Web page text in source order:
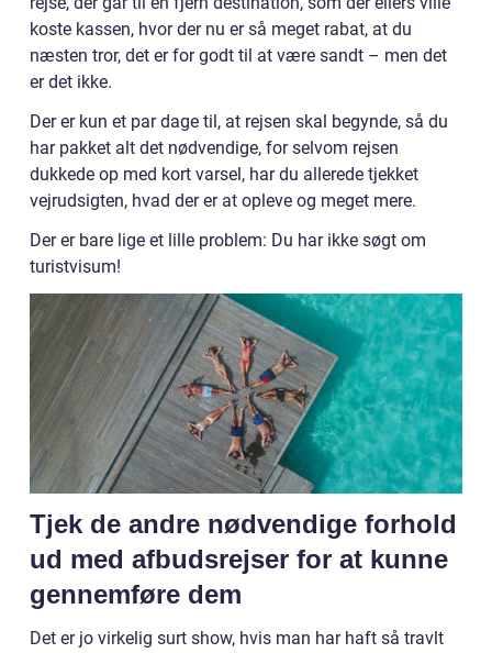
koste kassen, hvor der nu er så meget rabat, at du
næsten tror, det er for godt til at være sandt – men det
er det ikke.
Der er kun et par dage til, at rejsen skal begynde, så du
har pakket alt det nødvendige, for selvom rejsen
dukkede op med kort varsel, har du allerede tjekket
vejrudsigten, hvad der er at opleve og meget mere.
Der er bare lige et lille problem: Du har ikke søgt om
turistvisum!
Tjek de andre nødvendige forhold
ud med afbudsrejser for at kunne
gennemføre dem
Det er jo virkelig surt show, hvis man har haft så travlt